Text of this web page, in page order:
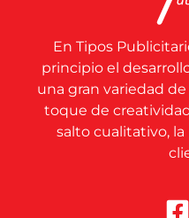
En Tipos
principio el
una gran variedad
toque de
salto cualitativo,